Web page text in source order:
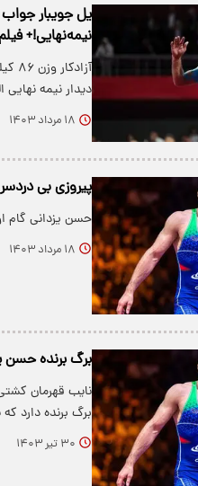
یل جویبار جواب
نیمه‌نهایی!+
دیدار نیمه
۱۸ مرداد ۱۴۰۳
پیروزی بی
حسن یزدانی گام
۱۸ مرداد ۱۴۰۳
برگ برنده حسن
برگ برنده دارد
۳۰ تیر ۱۴۰۳